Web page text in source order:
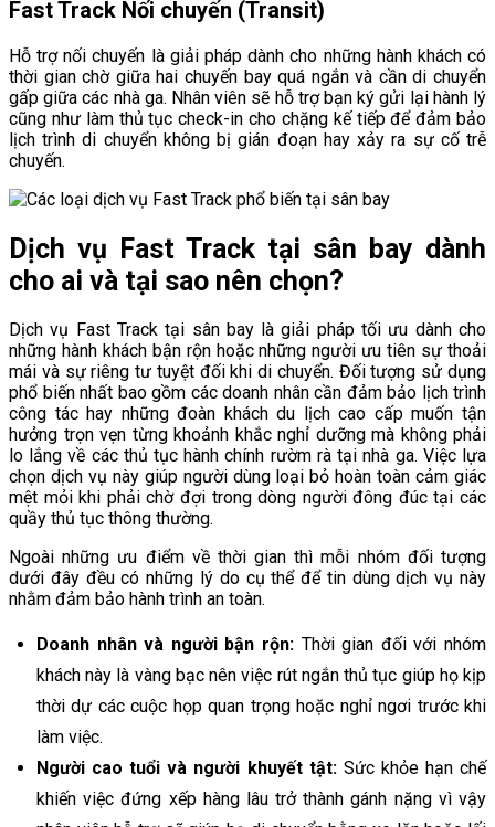
Fast Track Nối chuyến (Transit)
Hỗ trợ nối chuyến là giải pháp dành cho những hành khách có
thời gian chờ giữa hai chuyến bay quá ngắn và cần di chuyển
gấp giữa các nhà ga. Nhân viên sẽ hỗ trợ bạn ký gửi lại hành lý
cũng như làm thủ tục check-in cho chặng kế tiếp để đảm bảo
lịch trình di chuyển không bị gián đoạn hay xảy ra sự cố trễ
chuyến.
Dịch vụ Fast Track tại sân bay dành
cho ai và tại sao nên chọn?
Dịch vụ Fast Track tại sân bay là giải pháp tối ưu dành cho
những hành khách bận rộn hoặc những người ưu tiên sự thoải
mái và sự riêng tư tuyệt đối khi di chuyển. Đối tượng sử dụng
phổ biến nhất bao gồm các doanh nhân cần đảm bảo lịch trình
công tác hay những đoàn khách du lịch cao cấp muốn tận
hưởng trọn vẹn từng khoảnh khắc nghỉ dưỡng mà không phải
lo lắng về các thủ tục hành chính rườm rà tại nhà ga. Việc lựa
chọn dịch vụ này giúp người dùng loại bỏ hoàn toàn cảm giác
mệt mỏi khi phải chờ đợi trong dòng người đông đúc tại các
quầy thủ tục thông thường.
Ngoài những ưu điểm về thời gian thì mỗi nhóm đối tượng
dưới đây đều có những lý do cụ thể để tin dùng dịch vụ này
nhằm đảm bảo hành trình an toàn.
Doanh nhân và người bận rộn: Thời gian đối với nhóm
khách này là vàng bạc nên việc rút ngắn thủ tục giúp họ kịp
thời dự các cuộc họp quan trọng hoặc nghỉ ngơi trước khi
làm việc.
Người cao tuổi và người khuyết tật:Sức khỏe hạn chế
khiến việc đứng xếp hàng lâu trở thành gánh nặng vì vậy